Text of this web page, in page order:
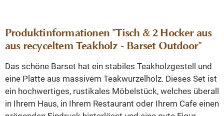
Produktinformationen "Tisch & 2 Hocker aus
aus recyceltem Teakholz - Barset Outdoor"
Das schöne Barset hat ein stabiles Teakholzgestell und
eine Platte aus massivem Teakwurzelholz. Dieses Set ist
ein hochwertiges, rustikales Möbelstück, welches überall
in Ihrem Haus, in Ihrem Restaurant oder Ihrem Cafe einen